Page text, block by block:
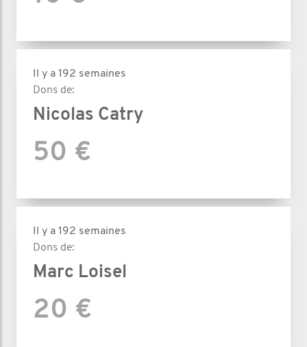
Il y a 192 semaines
Dons de:
Nicolas Catry
50 €
Il y a 192 semaines
Dons de:
Marc Loisel
20 €